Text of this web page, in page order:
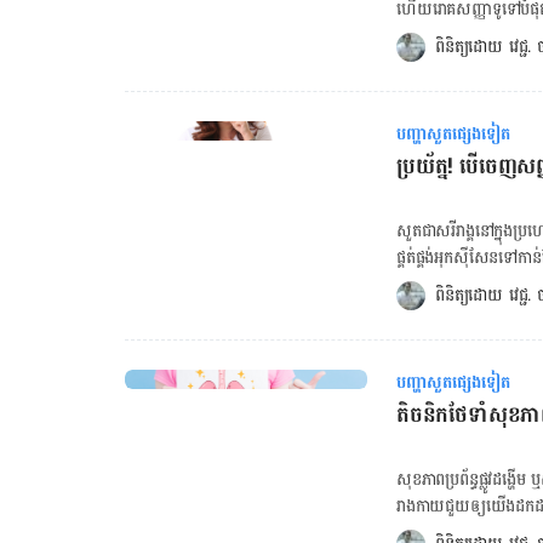
យើង​អាច​ហ្វឹក​ហាត់​សួត​រប
បាច់​ណាស់​ដែល​យើងគួរ​ដឹ
មុន និង​អាច​ព្យាបាល​ទាន់​ព
នានា ជា​ពិសេស​ក្នុង​ពេល​
យើង​គួរ​ធ្វើ​មាន​ដូច​ជា
ញាប់ តាម​ដែរ​អាច​ធ្វ
ហើយ​រោគសញ្ញា​ទូទៅ​បំផុត​
ស្ងួត​ជាប់​រហូត ការ​បង្ក​រោគ​លើ​ទ្រូង តឹង​ទ្រូង និង​
ខ្ពស់​ក្នុង​ការ​កើត​ជំងឺ​មួយ​
ការពារ​សួត​​ឲ្យ​មាន​សុខភា
ឈប់​ជក់​បារី​ ជា​រឿយ​ៗ ក
អាច​វិវត្ត​ទៅ​ជា​បញ្ហា​ផ្លូ
ដង្ហើម​ យើង​គប្បី​បញ្ឈប់​ការ​ជក់បារី​​ឲ្យ​ប
២. លំហាត់​ប្រាណ​ដកដង្ហ
ការ​ហាត់​យូហ្គា​​ក៏​​ជួយ​​ឲ្យ​យ
សម​សួន​ក្នុង​ពេល​តែ​មួយ​។ [embed-health-tool-bmi] ៣. គ្រប់គ្រង​កម្រិត​ស្រ្តេស​ ការ​គ្រប់គ្រ
ផ្លូវ​ចិត្ត​ឲ្យ​បាន​ល្អ​ ក៏​អា
ប៉ុណ្ណោះ​។ ប៉ុន្តែ គុណភាព​ខ្
យើង​គប្បី​ប្រើប្រាស់​ម៉ា
និង​ធ្វើ​ឲ្យ​រាងកាយ​ស
ការ​ដើរ​ ឬ​ហែល​ទឹក​ […]
ពិនិត្យដោយ វេជ្
បញ្ហាសួតផ្សេងទៀត
ប្រយ័ត្ន! បើចេញ​ស
សួត​ជា​សរីរាង្គ​នៅ​ក្នុង​ប្
ផ្គត់ផ្គង់​អុកស៊ីសែន​​ទៅ​ក
សង្កេត​ឃើញ​សញ្ញា​ព្រមាន​
រយៈពេល​ពី​៣​ ទៅ​៤​សប្ដា
សួត (Pneumonia) និង​ជំ
ស្លេស្ម​ច្រើន​ ជាមួយ​គ្ន
ឬ​គ្រុន​ក្ដៅ​។ ស្លេស្ម​ជា​​កា
ស្លេស្ម​ច្រើន​ជ្រុល​​ពេញ​មួ
ដង្ហើម​តឹង​ៗ ដែល​នេះ​ក៏​
ទូទៅ​មាន​ប្រភព​មក​ពី​សួត​តែ​
ទ្រូង ឬ​ជំងឺ​សួត​ផ្សេង​ទៀ
ពិនិត្យដោយ វេជ្
បញ្ហាសួតផ្សេងទៀត
តិចនិកថែទាំសុខភ
សុខភាព​ប្រព័ន្ធ​ផ្លូវ​ដង្ហ
រាងកាយ​ជួយ​ឲ្យ​យើង​ដក​ដ
ដូច​ជំងឺ​កូវីដ-១៩​ទៀត គ្នា​យ